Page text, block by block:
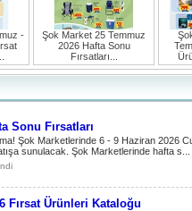
-
Şok Market 25 Temmuz
2026 Hafta Sonu
Fırsatları...
Sonu Fırsatları
Şok Marketlerinde 6 - 9 Haziran 2026
sunulacak. Şok Marketlerinde hafta s...
Fırsat Ürünleri Kataloğu